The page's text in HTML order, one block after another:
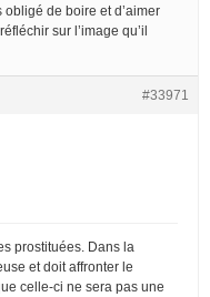
de boire et d’aimer
sur l’image qu’il
#33971
prostituées. Dans la
et doit affronter le
celle-ci ne sera pas une